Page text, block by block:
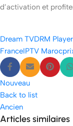
d’activation et
Dream TVDRM Player
FranceIPTV Maroc
Nouveau
Back to list
Ancien
Articles similaires
etshop